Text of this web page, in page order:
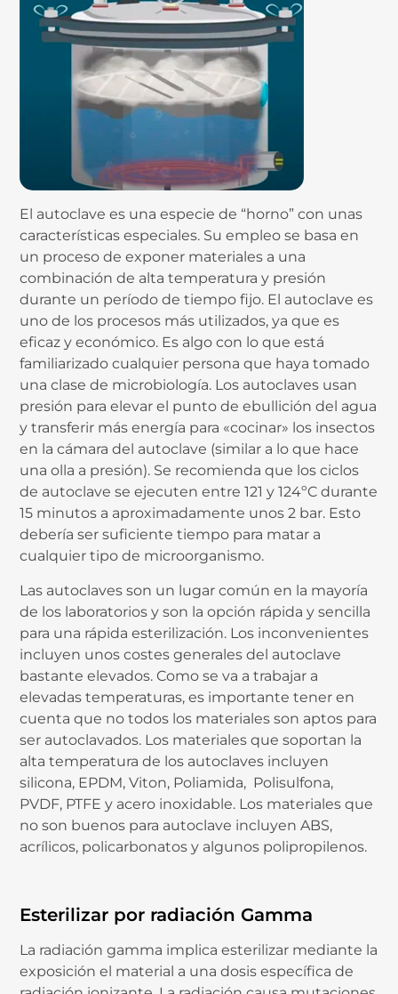
El autoclave es una especie de “horno” con unas
características especiales. Su empleo se basa en
un proceso de exponer materiales a una
combinación de alta temperatura y presión
durante un período de tiempo fijo. El autoclave es
uno de los procesos más utilizados, ya que es
eficaz y económico. Es algo con lo que está
familiarizado cualquier persona que haya tomado
una clase de microbiología. Los autoclaves usan
presión para elevar el punto de ebullición del agua
y transferir más energía para «cocinar» los insectos
en la cámara del autoclave (similar a lo que hace
una olla a presión). Se recomienda que los ciclos
de autoclave se ejecuten entre 121 y 124ºC durante
15 minutos a aproximadamente unos 2 bar. Esto
debería ser suficiente tiempo para matar a
cualquier tipo de microorganismo.
Las autoclaves son un lugar común en la mayoría
de los laboratorios y son la opción rápida y sencilla
para una rápida esterilización. Los inconvenientes
incluyen unos costes generales del autoclave
bastante elevados. Como se va a trabajar a
elevadas temperaturas, es importante tener en
cuenta que no todos los materiales son aptos para
ser autoclavados. Los materiales que soportan la
alta temperatura de los autoclaves incluyen
silicona, EPDM, Viton, Poliamida, Polisulfona,
PVDF, PTFE y acero inoxidable. Los materiales que
no son buenos para autoclave incluyen ABS,
acrílicos, policarbonatos y algunos polipropilenos.
Esterilizar por radiación Gamma
La radiación gamma implica esterilizar mediante la
exposición el material a una dosis específica de